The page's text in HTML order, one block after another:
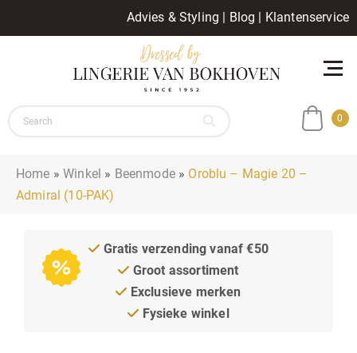
Advies & Styling | Blog | Klantenservice
0
Home »Winkel » Beenmode» Oroblu – Magie 20 –
Admiral (10-PAK)
Gratis verzending vanaf €50
Groot assortiment
Exclusieve merken
Fysieke winkel